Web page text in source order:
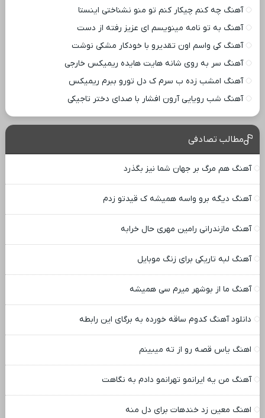
آهنگ چه کنم چیکار کنم تو منو نشناختی اینستا
آهنگ به تو نامه مینویسم ای عزیز رفته از دست
آهنگ کی واسم اون تقدیرو با خودکار مشکی نوشت
آهنگ سر به روی شانه هایت هایده ریمیکس خارجی
آهنگ امشب زده ب سرم ک دل تورو ببرم ریمیکس
آهنگ شب رویایی آرون افشار با صدای دختر تاجیکی
مطالب تصادفی
آهنگ هم مرگ بر جهان شما نیز بگذرد
آهنگ دیگه برو واسه همیشه ک قیدتو زدم
آهنگ مازندرانی رامین مهری حال خرابه
آهنگ لبه تاریکی برای زنگ موبایل
آهنگ ما از بوشهر میرم سی همیشه
دانلود آهنگ کدوم ساقه خورده به برگای این رابطه
اهنگ یاس قصه رو از ته میبینم
آهنگ من یه ایرانمو تهرانمو دادم به نگاهت
اهنگ معین زد خندهات برای دل منه